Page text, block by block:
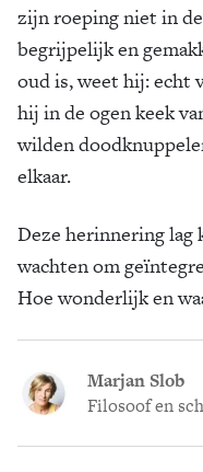
zijn roeping niet in
begrijpelijk en
oud is, weet hij: echt
hij in de ogen keek
wilden
elkaar.
Deze herinnering
wachten om
Hoe wonderlijk en
Marjan Slob
Filosoof en